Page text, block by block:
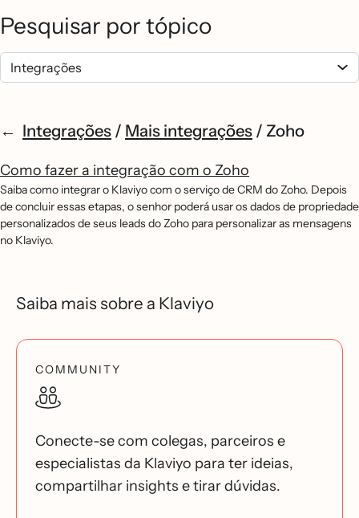
Pesquisar por tópico
Integrações / Mais integrações / Zoho
Como fazer a integração com o Zoho
Saiba como integrar o Klaviyo com o serviço de CRM do Zoho. Depois
de concluir essas etapas, o senhor poderá usar os dados de propriedade
personalizados de seus leads do Zoho para personalizar as mensagens
no Klaviyo.
Saiba mais sobre a Klaviyo
COMMUNITY
Conecte-se com colegas, parceiros e
especialistas da Klaviyo para ter ideias,
compartilhar insights e tirar dúvidas.